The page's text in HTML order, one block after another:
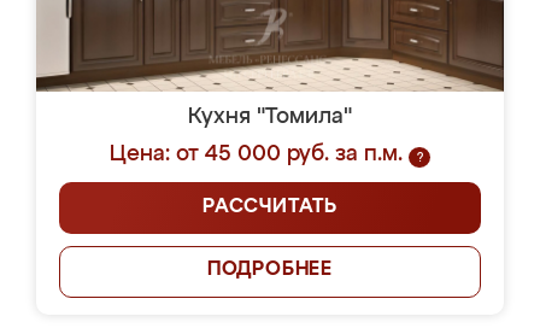
Кухня "Томила"
Цена: от 45 000 руб. за п.м.
?
РАССЧИТАТЬ
ПОДРОБНЕЕ